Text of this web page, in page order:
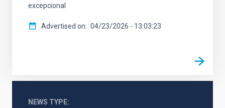
excepcional
Advertised on 04/23/2026 - 13:03:23
NEWS TYPE